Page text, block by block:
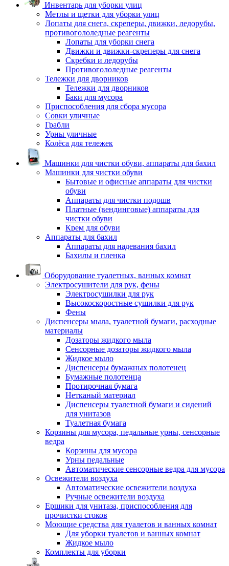
Инвентарь для уборки улиц
Метлы и щетки для уборки улиц
Лопаты для снега, скреперы, движки, ледорубы,
противогололедные реагенты
Лопаты для уборки снега
Движки и движки-скреперы для снега
Скребки и ледорубы
Противогололедные реагенты
Тележки для дворников
Тележки для дворников
Баки для мусора
Приспособления для сбора мусора
Совки уличные
Грабли
Урны уличные
Колёса для тележек
Машинки для чистки обуви, аппараты для бахил
Машинки для чистки обуви
Бытовые и офисные аппараты для чистки
обуви
Аппараты для чистки подошв
Платные (вендинговые) аппараты для
чистки обуви
Крем для обуви
Аппараты для бахил
Аппараты для надевания бахил
Бахилы и пленка
Оборудование туалетных, ванных комнат
Электросушители для рук, фены
Электросушилки для рук
Высокоскоростные сушилки для рук
Фены
Диспенсеры мыла, туалетной бумаги, расходные
материалы
Дозаторы жидкого мыла
Сенсорные дозаторы жидкого мыла
Жидкое мыло
Диспенсеры бумажных полотенец
Бумажные полотенца
Протирочная бумага
Нетканый материал
Диспенсеры туалетной бумаги и сидений
для унитазов
Туалетная бумага
Корзины для мусора, педальные урны, сенсорные
ведра
Корзины для мусора
Урны педальные
Автоматические сенсорные ведра для мусора
Освежители воздуха
Автоматические освежители воздуха
Ручные освежители воздуха
Ершики для унитаза, приспособления для
прочистки стоков
Моющие средства для туалетов и ванных комнат
Для уборки туалетов и ванных комнат
Жидкое мыло
Комплекты для уборки